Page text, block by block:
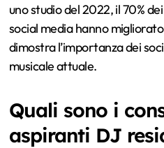
uno studio del 2022, il 70%
social media hanno
dimostra l’importanza dei
musicale attuale.
Quali sono i
aspiranti DJ